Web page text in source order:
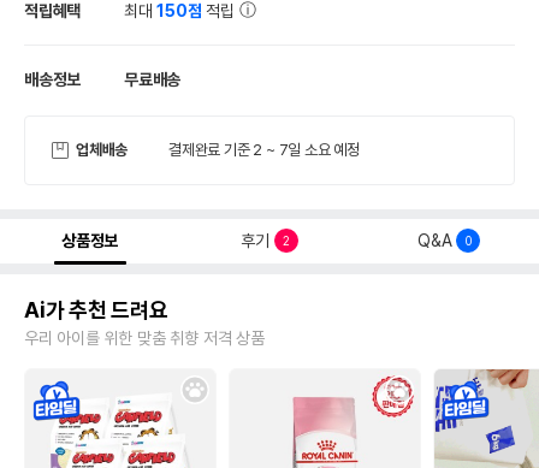
적립혜택 최대150점 적립
배송정보 무료배송
업체배송 결제완료 기준 2 ~ 7일 소요 예정
상품정보 후기 2 Q&A 0
Ai가 추천 드려요
우리 아이를 위한 맞춤 취향 저격 상품